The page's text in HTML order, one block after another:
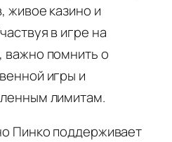
живое казино и
в игре на
помнить о
игры и
лимитам.
Пинко поддерживает